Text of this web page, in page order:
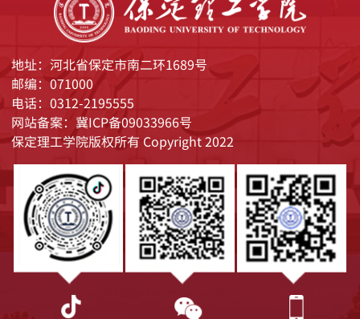
地址：河北省保定市南二环1689号
邮编：071000
电话：0312-2195555
网站备案：冀ICP备09033966号
保定理工学院版权所有 Copyright 2022